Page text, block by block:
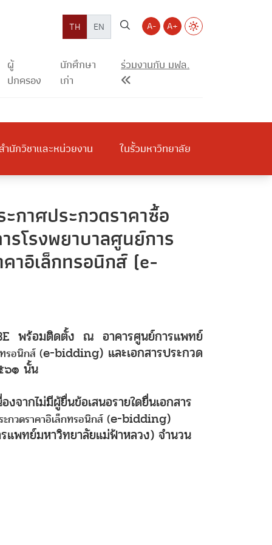
TH EN A- A+
ผู้
ปกครอง
นักศึกษา
เก่า
ร่วมงานกับ มฟล.
ำนักวิชาและหน่วยงาน ในรั้วมหาวิทยาลัย
กาศประกวดราคาซื้อ
โรงพยาบาลศูนย์การ
าอิเล็กทรอนิกส์ (e-
พร้อมติดตั้ง ณ อาคารศูนย์การแพทย์
รอนิกส์ (e-bidding) และเอกสารประกวด
๖๑ นั้น
งจากไม่มีผู้ยื่นข้อเสนอรายใดยื่นเอกสาร
กวดราคาอิเล็กทรอนิกส์ (e-bidding)
พทย์มหาวิทยาลัยแม่ฟ้าหลวง) จำนวน